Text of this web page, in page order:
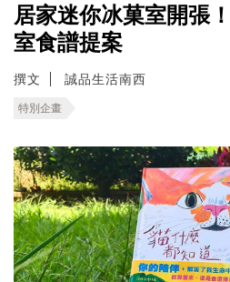
居家迷你冰菓室開張
室食譜提案
撰文 誠品生活南西
特別企畫